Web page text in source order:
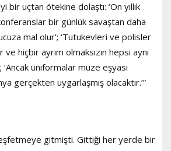
bir uçtan ötekine dolaştı: ‘On yıllık
bir günlük savaştan daha
mal olur’; ‘Tutukevleri ve polisler
ve hiçbir ayrım olmaksızın hepsi aynı
üniformalar müze eşyası
gerçekten uygarlaşmış olacaktır.’”
gitmişti. Gittiği her yerde bir